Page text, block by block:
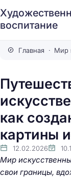
воспитание
Главная Мир
как
картины
12.02.2026
Мир
свои границы,